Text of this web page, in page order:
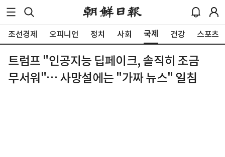
조선경제 오피니언 정치 사회 국제 건강 스포츠
트럼프 "인공지능 딥페이크, 솔직히 조금
무서워"… 사망설에는 "가짜 뉴스" 일침